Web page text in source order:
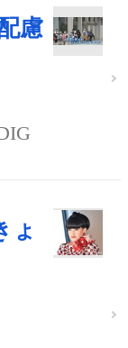
慮
ょ